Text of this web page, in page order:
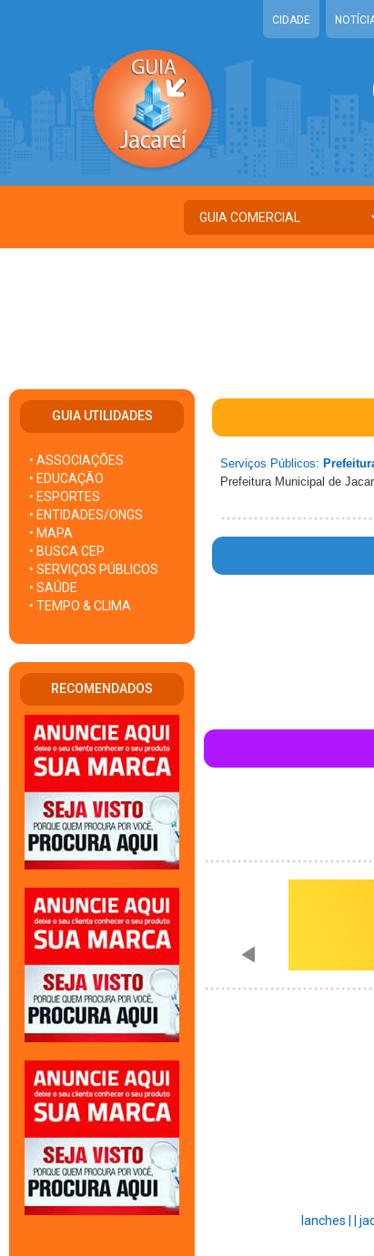
CIDADE
GUIA UTILIDADES
• ASSOCIAÇÕES
• EDUCAÇÃO
• ESPORTES
• ENTIDADES/ONGS
• MAPA
• BUSCA CEP
• SERVIÇOS PÚBLICOS
• SAÚDE
• TEMPO & CLIMA
RECOMENDADOS
Serviços Públicos:
Prefeitura Municipal de
lanches |